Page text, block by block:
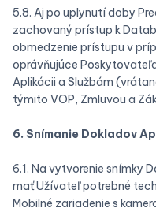
5.8. Aj po uplynutí doby
zachovaný prístup k
obmedzenie prístupu v
oprávňujúce
Aplikácii a Službám
týmito VOP, Zmluvou a
6. Snímanie Dokladov
6.1. Na vytvorenie snímky
mať Užívateľ potrebné
Mobilné zariadenie s